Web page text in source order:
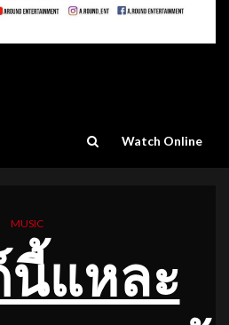
Watch Online
MUSIC
แหละ